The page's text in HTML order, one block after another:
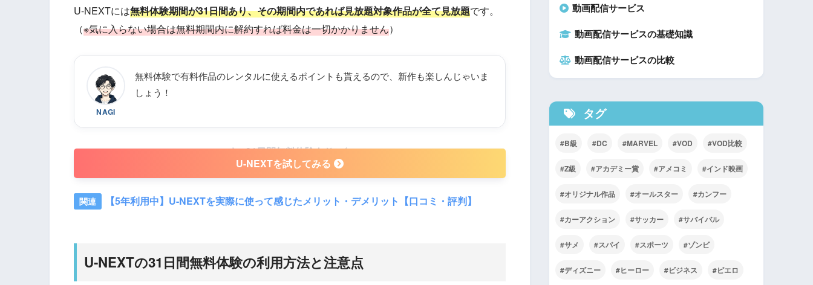
U-NEXTには無料体験期間が31日間あり、その期間内であれば見放題対象作品が全て見放題です。
（※気に入らない場合は無料期間内に解約すれば料金は一切かかりません）
NAGI
無料体験で有料作品のレンタルに使えるポイントも貰えるので、新作も楽しんじゃいま
しょう！
31日間無料体験あり
U-NEXTを試してみる
【5年利用中】U-NEXTを実際に使って感じたメリット・デメリット【口コミ・評判】
U-NEXTの31日間無料体験の利用方法と注意点
動画配信サービス
動画配信サービスの基礎知識
動画配信サービスの比較
タグ
B級 DC MARVEL VOD VOD比較
Z級 アカデミー賞 アメコミ インド映画
オリジナル作品 オールスター カンフー
カーアクション サッカー サバイバル
サメ スパイ スポーツ ゾンビ
ディズニー ヒーロー ビジネス ピエロ